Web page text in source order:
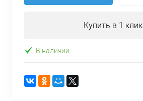
Купить в 1 клик
В наличии